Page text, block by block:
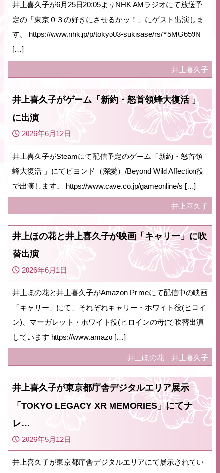
井上喜久子が6月25日20:05よりNHK AMラジオにて放送予
定の「東京０３の好きにさせるかッ！」にゲスト出演しま
す。 https://www.nhk.jp/p/tokyo03-sukisase/rs/Y5MG659N
[…]
井上喜久子
井上喜久子がゲーム「新約・怒首領蜂大復活 」
に出演
2026年6月12日
井上喜久子がSteamにて配信予定のゲーム「新約・怒首領
蜂大復活 」にてビヨンド（深愛）/Beyond Wild Affection役
で出演します。 https://www.cave.co.jp/gameonline/s […]
井上喜久子
井上ほの花と井上喜久子が映画「キャリー」に吹
替出演
2026年6月1日
井上ほの花と井上喜久子がAmazon Primeにて配信中の映画
「キャリー」にて、それぞれキャリー・ホワイト役(ヒロイ
ン)、マーガレット・ホワイト役(ヒロインの母)で吹替出演
しています https://www.amazo […]
井上ほの花 井上喜久子
井上喜久子が東京都庁舎デジタルエリア展示
「TOKYO LEGACY XR MEMORIES」にてナ
レ…
2026年5月12日
井上喜久子が東京都庁舎デジタルエリアにて展示されてい